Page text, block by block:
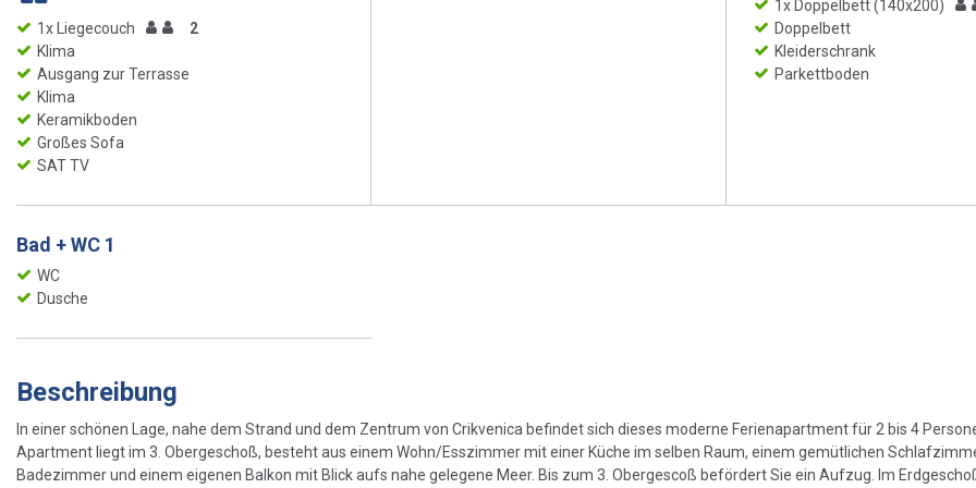
1x Liegecouch
2
Klima
Ausgang zur Terrasse
Klima
Keramikboden
Großes Sofa
SAT TV
1x Doppelbett (140x200)
Doppelbett
Kleiderschrank
Parkettboden
Bad + WC 1
WC
Dusche
Beschreibung
In einer schönen Lage, nahe dem Strand und dem Zentrum von Crikvenica befindet sich dieses moderne Ferienapartment für 2 bis 4
Apartment liegt im 3. Obergeschoß, besteht aus einem Wohn/Esszimmer mit einer Küche im selben Raum, einem gemütlichen
Badezimmer und einem eigenen Balkon mit Blick aufs nahe gelegene Meer. Bis zum 3. Obergescoß befördert Sie ein Aufzug. Im